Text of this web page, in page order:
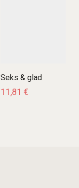
Seks & glad
11,81 €